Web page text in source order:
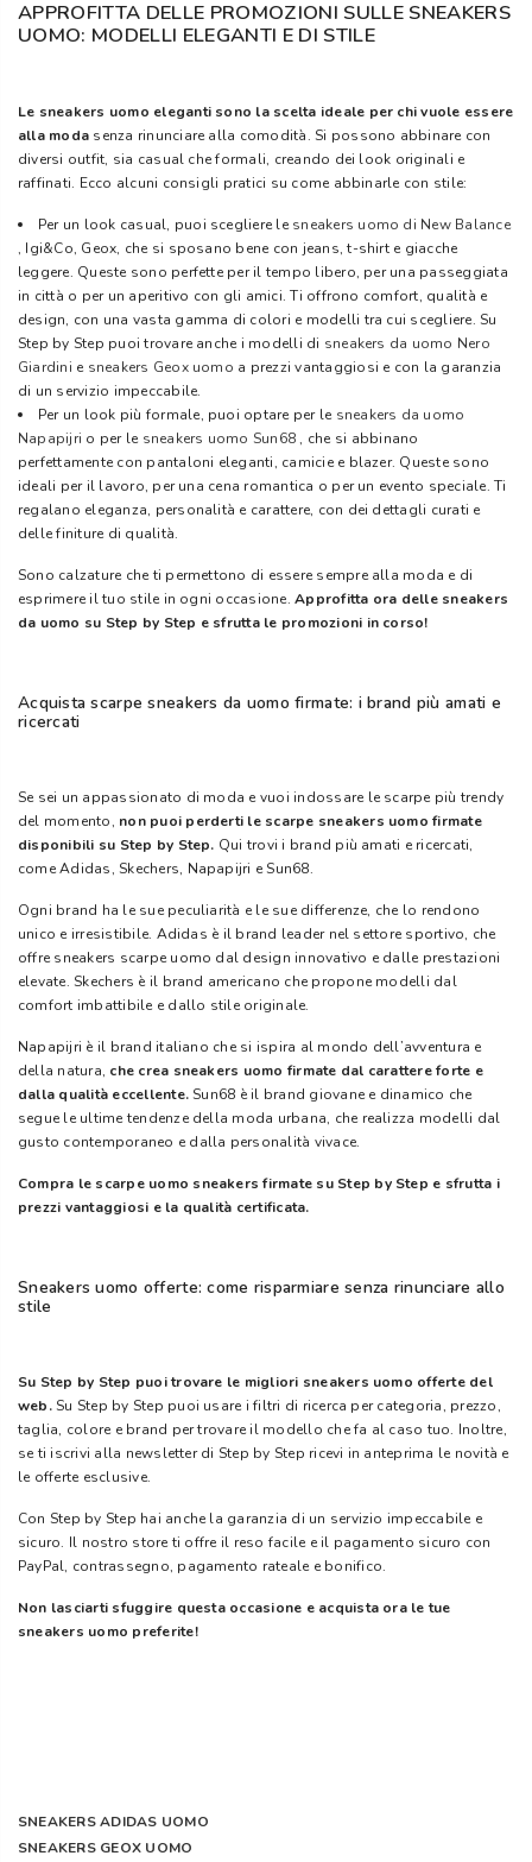
APPROFITTA DELLE PROMOZIONI SULLE SNEAKERS
UOMO: MODELLI ELEGANTI E DI STILE
Le sneakers uomo eleganti sono la scelta ideale per chi vuole essere
alla moda senza rinunciare alla comodità. Si possono abbinare con
diversi outfit, sia casual che formali, creando dei look originali e
raffinati. Ecco alcuni consigli pratici su come abbinarle con stile:
Per un look casual, puoi scegliere le sneakers uomo di New Balance
, Igi&Co, Geox, che si sposano bene con jeans, t-shirt e giacche
leggere. Queste sono perfette per il tempo libero, per una passeggiata
in città o per un aperitivo con gli amici. Ti offrono comfort, qualità e
design, con una vasta gamma di colori e modelli tra cui scegliere. Su
Step by Step puoi trovare anche i modelli di sneakers da uomo Nero
Giardini e sneakers Geox uomo a prezzi vantaggiosi e con la garanzia
di un servizio impeccabile.
Per un look più formale, puoi optare per le sneakers da uomo
Napapijri o per le sneakers uomo Sun68, che si abbinano
perfettamente con pantaloni eleganti, camicie e blazer. Queste sono
ideali per il lavoro, per una cena romantica o per un evento speciale. Ti
regalano eleganza, personalità e carattere, con dei dettagli curati e
delle finiture di qualità.
Sono calzature che ti permettono di essere sempre alla moda e di
esprimere il tuo stile in ogni occasione.Approfitta ora delle sneakers
da uomo su Step by Step e sfrutta le promozioni in corso!
Acquista scarpe sneakers da uomo firmate: i brand più amati e
ricercati
Se sei un appassionato di moda e vuoi indossare le scarpe più trendy
del momento, non puoi perderti le scarpe sneakers uomo firmate
disponibili su Step by Step. Qui trovi i brand più amati e ricercati,
come Adidas, Skechers, Napapijri e Sun68.
Ogni brand ha le sue peculiarità e le sue differenze, che lo rendono
unico e irresistibile. Adidas è il brand leader nel settore sportivo, che
offre sneakers scarpe uomo dal design innovativo e dalle prestazioni
elevate. Skechers è il brand americano che propone modelli dal
comfort imbattibile e dallo stile originale.
Napapijri è il brand italiano che si ispira al mondo dell’avventura e
della natura, che crea sneakers uomo firmate dal carattere forte e
dalla qualità eccellente.Sun68 è il brand giovane e dinamico che
segue le ultime tendenze della moda urbana, che realizza modelli dal
gusto contemporaneo e dalla personalità vivace.
Compra le scarpe uomo sneakers firmate su Step by Step e sfrutta i
prezzi vantaggiosi e la qualità certificata.
Sneakers uomo offerte: come risparmiare senza rinunciare allo
stile
Su Step by Step puoi trovare le migliori sneakers uomo offerte del
web.Su Step by Step puoi usare i filtri di ricerca per categoria, prezzo,
taglia, colore e brand per trovare il modello che fa al caso tuo. Inoltre,
se ti iscrivi alla newsletter di Step by Step ricevi in anteprima le novità e
le offerte esclusive.
Con Step by Step hai anche la garanzia di un servizio impeccabile e
sicuro. Il nostro store ti offre il reso facile e il pagamento sicuro con
PayPal, contrassegno, pagamento rateale e bonifico.
Non lasciarti sfuggire questa occasione e acquista ora le tue
sneakers uomo preferite!
SNEAKERS ADIDAS UOMO
SNEAKERS GEOX UOMO